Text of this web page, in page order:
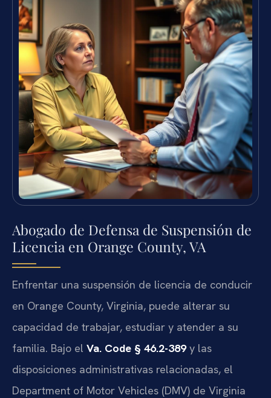
Abogado de Defensa de Suspensión de
Licencia en Orange County, VA
Enfrentar una suspensión de licencia de conducir
en Orange County, Virginia, puede alterar su
capacidad de trabajar, estudiar y atender a su
familia. Bajo el Va. Code § 46.2-389y las
disposiciones administrativas relacionadas, el
Department of Motor Vehicles (DMV) de Virginia